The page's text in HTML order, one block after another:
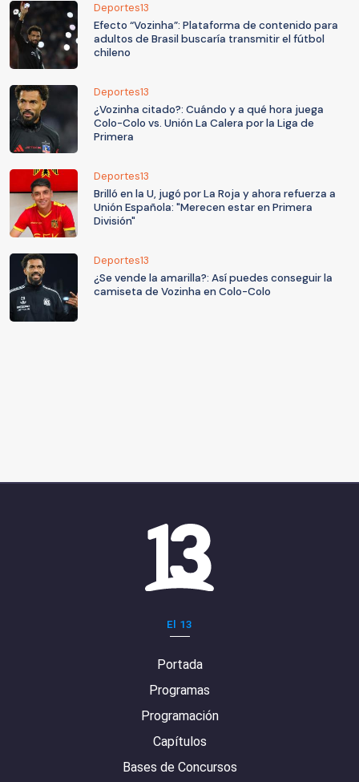
Deportes13
Efecto “Vozinha”: Plataforma de contenido para
adultos de Brasil buscaría transmitir el fútbol
chileno
Deportes13
¿Vozinha citado?: Cuándo y a qué hora juega
Colo-Colo vs. Unión La Calera por la Liga de
Primera
Deportes13
Brilló en la U, jugó por La Roja y ahora refuerza a
Unión Española: "Merecen estar en Primera
División"
Deportes13
¿Se vende la amarilla?: Así puedes conseguir la
camiseta de Vozinha en Colo-Colo
El 13
Portada
Programas
Programación
Capítulos
Bases de Concursos